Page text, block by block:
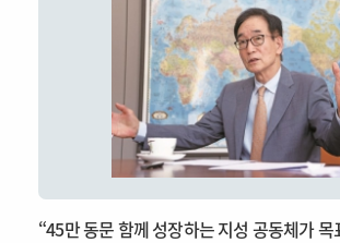
“45만 동문 함께 성장하는 지성 공동체가 목